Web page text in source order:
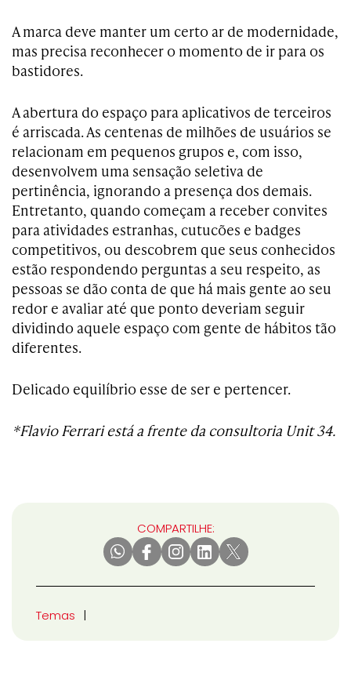
A marca deve manter um certo ar de modernidade,
mas precisa reconhecer o momento de ir para os
bastidores.
A abertura do espaço para aplicativos de terceiros
é arriscada. As centenas de milhões de usuários se
relacionam em pequenos grupos e, com isso,
desenvolvem uma sensação seletiva de
pertinência, ignorando a presença dos demais.
Entretanto, quando começam a receber convites
para atividades estranhas, cutucões e badges
competitivos, ou descobrem que seus conhecidos
estão respondendo perguntas a seu respeito, as
pessoas se dão conta de que há mais gente ao seu
redor e avaliar até que ponto deveriam seguir
dividindo aquele espaço com gente de hábitos tão
diferentes.
Delicado equilíbrio esse de ser e pertencer.
*Flavio Ferrari está a frente da consultoria Unit 34.
COMPARTILHE:
Temas